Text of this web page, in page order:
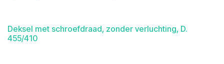
Deksel met schroefdraad, zonder verluchting, D.
455/410